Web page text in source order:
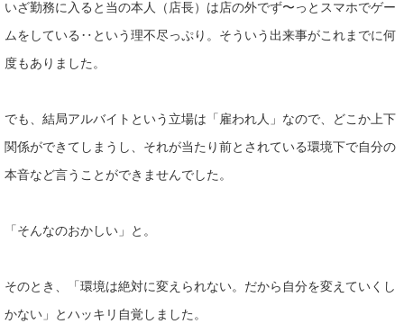
いざ勤務に入ると当の本人（店長）は店の外でず〜っとスマホでゲー
ムをしている‥という理不尽っぷり。そういう出来事がこれまでに何
度もありました。
でも、結局アルバイトという立場は「雇われ人」なので、どこか上下
関係ができてしまうし、それが当たり前とされている環境下で自分の
本音など言うことができませんでした。
「そんなのおかしい」 と。
そのとき、「環境は絶対に変えられない。だから自分を変えていく し
かない」とハッキリ自覚しました。